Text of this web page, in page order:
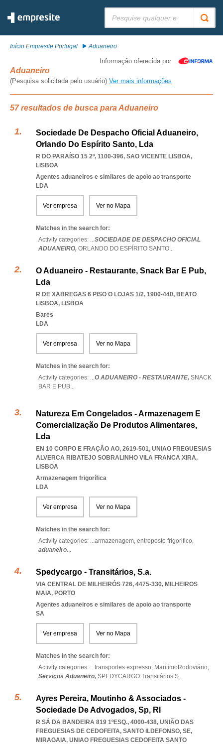
Início Empresite Portugal Aduaneiro
Informação oferecida por
Aduaneiro
(Pesquisa solicitada pelo usuário) Ver mais informações
57 resultados de busca para Aduaneiro
Sociedade De Despacho Oficial Aduaneiro,
Orlando Do Espírito Santo, Lda
R DO PARAÍSO 15 2º, 1100-396, SAO VICENTE LISBOA,
LISBOA
Agentes aduaneiros e similares de apoio ao transporte
LDA
Ver empresa Ver no Mapa
Matches in the search for:
Activity categories: ...SOCIEDADE DE DESPACHO OFICIAL
ADUANEIRO, ORLANDO DO ESPÍRITO SANTO...
O Aduaneiro - Restaurante, Snack Bar E Pub,
Lda
R DE XABREGAS 6 PISO O LOJAS 1/2, 1900-440, BEATO
LISBOA, LISBOA
Bares
LDA
Ver empresa Ver no Mapa
Matches in the search for:
Activity categories: ...O ADUANEIRO - RESTAURANTE, SNACK
BAR E PUB...
Natureza Em Congelados - Armazenagem E
Comercialização De Produtos Alimentares,
Lda
EN 10 CORPO E FRAÇÃO AO, 2619-501, UNIAO FREGUESIAS
ALVERCA RIBATEJO SOBRALINHO VILA FRANCA XIRA,
LISBOA
Armazenagem frigorífica
LDA
Ver empresa Ver no Mapa
Matches in the search for:
Activity categories: ...armazenagem, entreposto frigorifico,
aduaneiro...
Spedycargo - Transitários, S.a.
VIA CENTRAL DE MILHEIRÓS 726, 4475-330, MILHEIROS
MAIA, PORTO
Agentes aduaneiros e similares de apoio ao transporte
SA
Ver empresa Ver no Mapa
Matches in the search for:
Activity categories: ...transportes expresso, MarítimoRodoviário,
Serviços Aduaneiro, SPEDYCARGO Transitários S...
Ayres Pereira, Moutinho & Associados -
Sociedade De Advogados, Sp, Rl
R SÁ DA BANDEIRA 819 1ºESQ., 4000-438, UNIÃO DAS
FREGUESIAS DE CEDOFEITA, SANTO ILDEFONSO, SE,
MIRAGAIA, UNIAO FREGUESIAS CEDOFEITA SANTO